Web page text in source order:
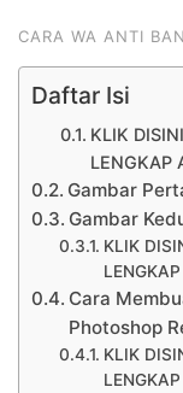
CARA WA ANTI
Daftar Isi
KLIK
LENGKAP
Gambar
Gambar
KLIK
Cara
Photoshop
KLIK